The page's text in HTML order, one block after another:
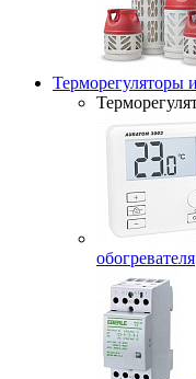
Терморегуляторы
обогревателя